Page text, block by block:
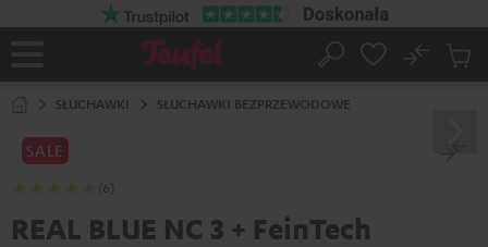
Strona
Szukaj
No
SŁUCHAWKI SŁUCHAWKI BEZPRZEWODOWE
SALE
(6)
REAL BLUE NC 3 + FeinTech